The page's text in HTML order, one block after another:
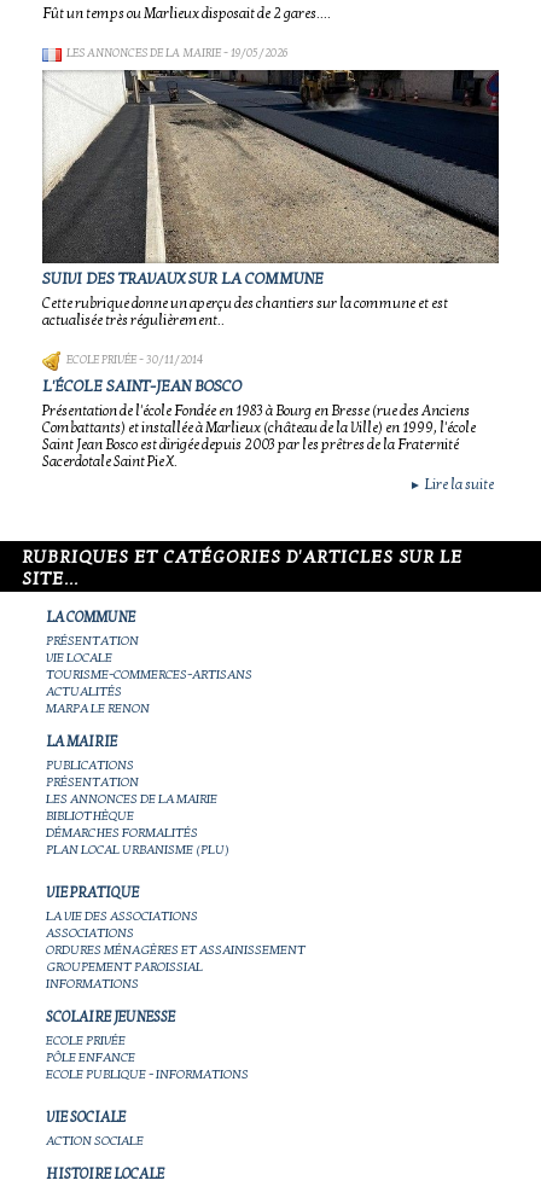
Fût un temps ou Marlieux disposait de 2 gares....
LES ANNONCES DE LA MAIRIE- 19/05/2026
SUIVI DES TRAVAUX SUR LA COMMUNE
Cette rubrique donne un aperçu des chantiers sur la commune et est
actualisée très régulièrement..
ECOLE PRIVÉE- 30/11/2014
L'ÉCOLE SAINT-JEAN BOSCO
Présentation de l'école Fondée en 1983 à Bourg en Bresse (rue des Anciens
Combattants) et installée à Marlieux (château de la Ville) en 1999, l'école
Saint Jean Bosco est dirigée depuis 2003 par les prêtres de la Fraternité
Sacerdotale Saint Pie X.
► Lire la suite
RUBRIQUES ET CATÉGORIES D'ARTICLES SUR LE
SITE...
LA COMMUNE
PRÉSENTATION
VIE LOCALE
TOURISME-COMMERCES-ARTISANS
ACTUALITÉS
MARPA LE RENON
LA MAIRIE
PUBLICATIONS
PRÉSENTATION
LES ANNONCES DE LA MAIRIE
BIBLIOTHÈQUE
DÉMARCHES FORMALITÉS
PLAN LOCAL URBANISME (PLU)
VIE PRATIQUE
LA VIE DES ASSOCIATIONS
ASSOCIATIONS
ORDURES MÉNAGÈRES ET ASSAINISSEMENT
GROUPEMENT PAROISSIAL
INFORMATIONS
SCOLAIRE JEUNESSE
ECOLE PRIVÉE
PÔLE ENFANCE
ECOLE PUBLIQUE - INFORMATIONS
VIE SOCIALE
ACTION SOCIALE
HISTOIRE LOCALE